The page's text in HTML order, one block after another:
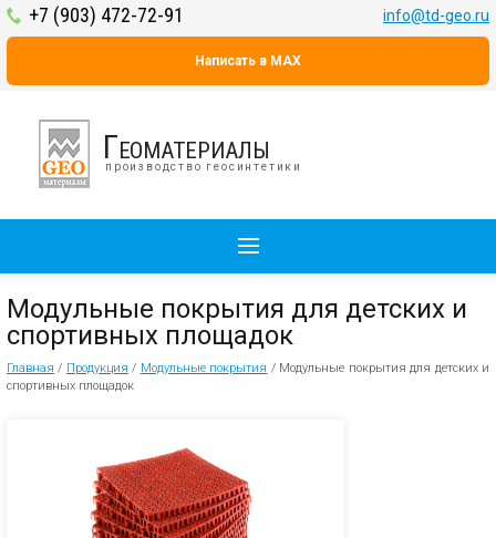
+7 (903) 472-72-91 info@td-geo.ru
Написать в MAX
Геоматериалы
производство геосинтетики
Модульные покрытия для детских и
спортивных площадок
Главная / Продукция / Модульные покрытия / Модульные покрытия для детских и
спортивных площадок